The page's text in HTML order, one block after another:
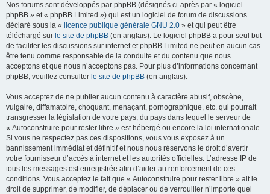
Nos forums sont développés par phpBB (désignés ci-après par « logiciel
phpBB » et « phpBB Limited ») qui est un logiciel de forum de discussions
déclaré sous la « licence publique générale GNU 2.0 » et qui peut être
téléchargé sur le site de phpBB (en anglais). Le logiciel phpBB a pour seul but
de faciliter les discussions sur internet et phpBB Limited ne peut en aucun cas
être tenu comme responsable de la conduite et du contenu que nous
acceptons et que nous n’acceptons pas. Pour plus d’informations concernant
phpBB, veuillez consulter le site de phpBB (en anglais).
Vous acceptez de ne publier aucun contenu à caractère abusif, obscène,
vulgaire, diffamatoire, choquant, menaçant, pornographique, etc. qui pourrait
transgresser la législation de votre pays, du pays dans lequel le serveur de
« Autoconstruire pour rester libre » est hébergé ou encore la loi internationale.
Si vous ne respectez pas ces dispositions, vous vous exposez à un
bannissement immédiat et définitif et nous nous réservons le droit d’avertir
votre fournisseur d’accès à internet et les autorités officielles. L’adresse IP de
tous les messages est enregistrée afin d’aider au renforcement de ces
conditions. Vous acceptez le fait que « Autoconstruire pour rester libre » ait le
droit de supprimer, de modifier, de déplacer ou de verrouiller n’importe quel